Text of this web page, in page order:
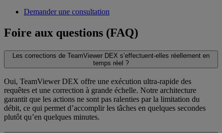
Demander une consultation
Foire aux questions (FAQ)
Les corrections de TeamViewer DEX s’effectuent-elles réellement en
temps réel ?
Oui, TeamViewer DEX offre une exécution ultra-rapide des
requêtes et une correction à grande échelle. Notre architecture
garantit que les actions ne sont pas ralenties par la limitation du
débit, ce qui permet d’accomplir les tâches en quelques secondes
plutôt qu’en quelques minutes.